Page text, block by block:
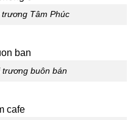
Tâm Phúc
trương buôn bán